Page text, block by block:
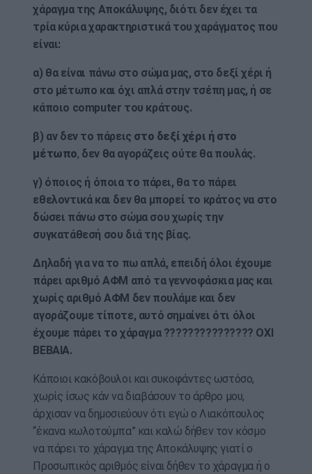
χάραγμα της Αποκάλυψης, διότι δεν έχει τα
τρία κύρια χαρακτηριστικά του χαράγματος που
είναι:
α) θα είναι πάνω στο σώμα μας, στο δεξί χέρι ή
στο μέτωπο και όχι απλά στην τσέπη μας, ή σε
κάποιο computer του κράτους.
β) αν δεν το πάρεις στο δεξί χέρι ή στο
μέτωπο, δεν θα αγοράζεις ούτε θα πουλάς.
γ) όποιος ή όποια το πάρει, θα το πάρει
εθελοντικά και δεν θα μπορεί το κράτος να στο
δώσει πάνω στο σώμα σου χωρίς την
συγκατάθεσή σου διά της βίας.
Δηλαδή για να το πω απλά, επειδή όλοι έχουμε
πάρει αριθμό ΑΦΜ από τα γεννοφάσκια μας και
χωρίς αριθμό ΑΦΜ δεν πουλάμε και δεν
αγοράζουμε τίποτε, αυτό σημαίνει ότι όλοι
έχουμε πάρει το χάραγμα ??????????????? ΟΧΙ
ΒΕΒΑΙΑ.
Κάποιοι κακόβουλοι και συκοφάντες ωστόσο,
χωρίς ίσως κάν να διαβάσουν το άρθρο μου,
άρχισαν να δημοσιεύουν ότι εγώ ο Λιακόπουλος
“έκανα κωλοτούμπα” και καλώ δήθεν τον κόσμο
να πάρει το χάραγμα της Αποκάλυψης γιατί ο
Προσωπικός αριθμός είναι δήθεν το χάραγμα ή ο